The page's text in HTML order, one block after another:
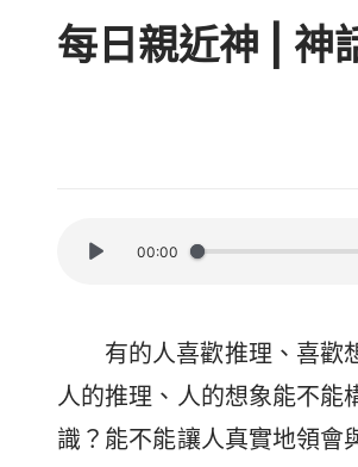
每日親近神 | 神
00:00
有的人喜歡推理、喜歡
人的推理、人的想象能不能
識？能不能讓人真實地領會